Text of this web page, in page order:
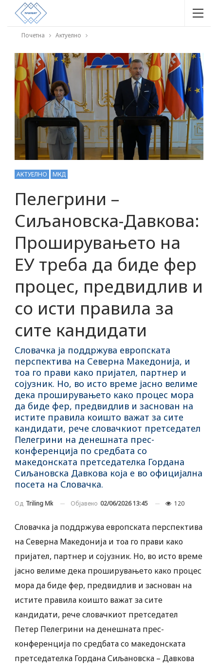
Почетна Актуелно
АКТУЕЛНО МКД
Пелегрини –
Сиљановска-Давкова:
Проширувањето на
ЕУ треба да биде фер
процес, предвидлив и
со исти правила за
сите кандидати
Словачка ја поддржува европската
перспектива на Северна Македонија, и
тоа го прави како пријател, партнер и
сојузник. Но, во исто време јасно велиме
дека проширувањето како процес мора
да биде фер, предвидлив и заснован на
истите правила коишто важат за сите
кандидати, рече словачкиот претседател
Пелегрини на денешната прес-
конференција по средбата со
македонската претседателка Гордана
Сиљановска Давкова која е во официјална
посета на Словачка.
Од Triling Mk Објавено 02/06/2026 13:45 120
Словачка ја поддржува европската перспектива
на Северна Македонија и тоа го прави како
пријател, партнер и сојузник. Но, во исто време
јасно велиме дека проширувањето како процес
мора да биде фер, предвидлив и заснован на
истите правила коишто важат за сите
кандидати, рече словачкиот претседател
Петер Пелегрини на денешната прес-
конференција по средбата со македонската
претседателка Гордана Сиљановска – Давкова